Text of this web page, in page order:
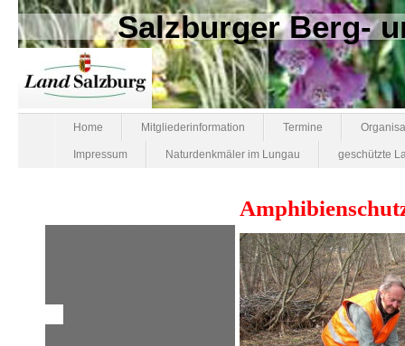
Salzburger Berg-
Home Mitgliederinformation Termine
Impressum Naturdenkmäler im Lungau geschützte